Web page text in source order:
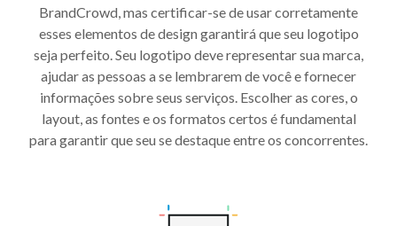
BrandCrowd, mas certificar-se de usar corretamente
esses elementos de design garantirá que seu logotipo
seja perfeito. Seu logotipo deve representar sua marca,
ajudar as pessoas a se lembrarem de você e fornecer
informações sobre seus serviços. Escolher as cores, o
layout, as fontes e os formatos certos é fundamental
para garantir que seu se destaque entre os concorrentes.